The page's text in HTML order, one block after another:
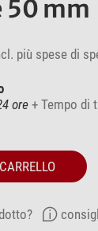
50 mm
più spese di
ore + Tempo di